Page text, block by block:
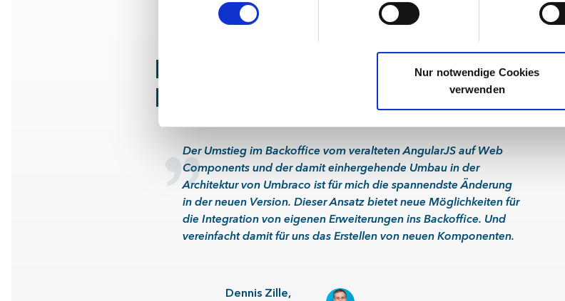
Nur notwendige Cookies
verwenden
Das denkt .NET-Teamlead
Dennis über Umbraco 14.
Der Umstieg im Backoffice vom veralteten AngularJS auf Web
Components und der damit einhergehende Umbau in der
Architektur von Umbraco ist für mich die spannendste Änderung
in der neuen Version. Dieser Ansatz bietet neue Möglichkeiten für
die Integration von eigenen Erweiterungen ins Backoffice. Und
vereinfacht damit für uns das Erstellen von neuen Komponenten.
Dennis Zille,